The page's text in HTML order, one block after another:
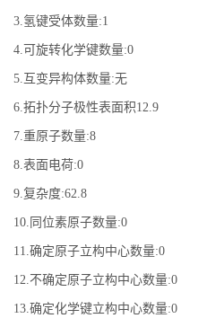
3.氢键受体数量:1
4.可旋转化学键数量:0
5.互变异构体数量:无
6.拓扑分子极性表面积12.9
7.重原子数量:8
8.表面电荷:0
9.复杂度:62.8
10.同位素原子数量:0
11.确定原子立构中心数量:0
12.不确定原子立构中心数量:0
13.确定化学键立构中心数量:0